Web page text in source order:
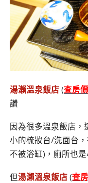
湯瀨溫泉飯店(查房價
讚
因為很多溫泉飯店，
小的梳妝台/洗面台
不被浴缸)，廁所也
但湯瀨溫泉飯店(查